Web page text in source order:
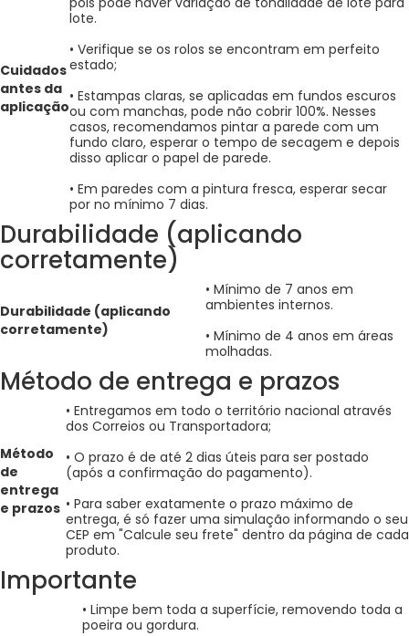
Cuidados
antes da
aplicação
lote.
• Verifique se os rolos se encontram em perfeito
estado;
• Estampas claras, se aplicadas em fundos escuros
ou com manchas, pode não cobrir 100%. Nesses
casos, recomendamos pintar a parede com um
fundo claro, esperar o tempo de secagem e depois
disso aplicar o papel de parede.
• Em paredes com a pintura fresca, esperar secar
por no mínimo 7 dias.
Durabilidade (aplicando
corretamente)
Durabilidade (aplicando
corretamente)
• Mínimo de 7 anos em
ambientes internos.
• Mínimo de 4 anos em áreas
molhadas.
Método de entrega e prazos
Método
de
entrega
e prazos
• Entregamos em todo o território nacional através
dos Correios ou Transportadora;
• O prazo é de até 2 dias úteis para ser postado
(após a confirmação do pagamento).
• Para saber exatamente o prazo máximo de
entrega, é só fazer uma simulação informando o seu
CEP em "Calcule seu frete" dentro da página de cada
produto.
Importante
• Limpe bem toda a superfície, removendo toda a
poeira ou gordura.